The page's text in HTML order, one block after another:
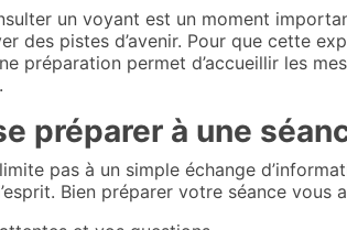
un voyant est un moment
des pistes d’avenir. Pour que cette
préparation permet d’accueillir les
préparer à une
pas à un simple échange
Bien préparer votre séance vous